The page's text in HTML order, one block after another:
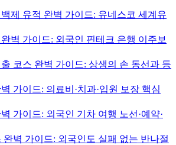
제 유적 완벽 가이드: 유네스코 세계유
벽 가이드: 외국인 핀테크 은행 이주보
코스 완벽 가이드: 상생의 손 동선과 등
가이드: 의료비·치과·입원 보장 핵심
가이드: 외국인 기차 여행 노선·예약·
완벽 가이드: 외국인도 실패 없는 반나절